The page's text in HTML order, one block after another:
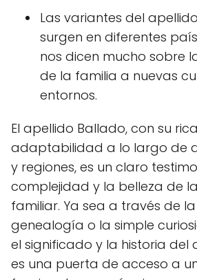
Las variantes del
surgen en diferentes
nos dicen mucho sobre
de la familia a nuevas
entornos.
El apellido Ballado, con su
adaptabilidad a lo largo de
y regiones, es un claro
complejidad y la belleza de
familiar. Ya sea a través de
genealogía o la simple
el significado y la historia del
es una puerta de acceso a